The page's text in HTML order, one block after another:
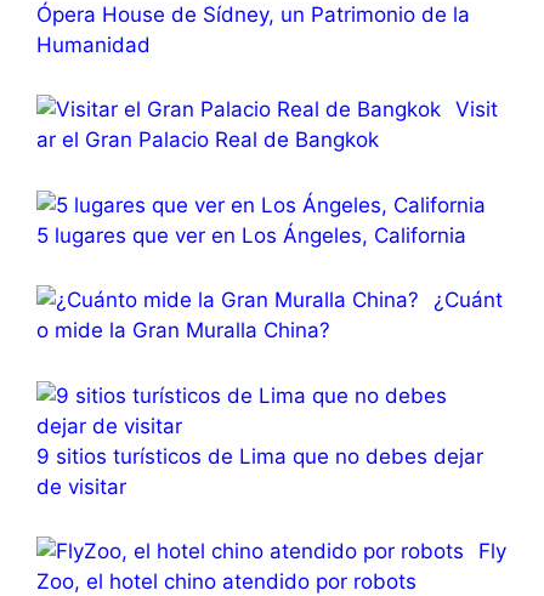
Ópera House de Sídney, un Patrimonio de la
Humanidad
Visit
ar el Gran Palacio Real de Bangkok
5 lugares que ver en Los Ángeles, California
¿Cuánt
o mide la Gran Muralla China?
9 sitios turísticos de Lima que no debes dejar
de visitar
Fly
Zoo, el hotel chino atendido por robots